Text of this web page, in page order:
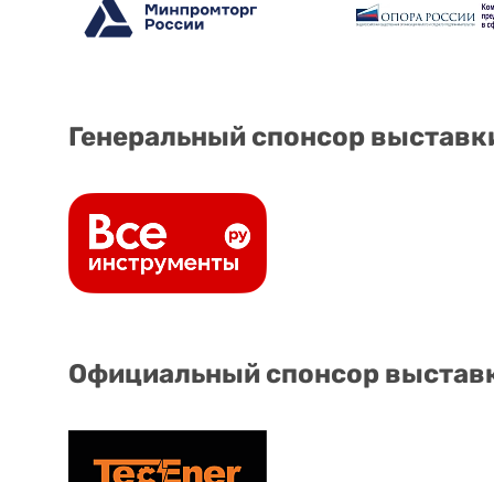
Генеральный спонсор
Официальный спонсор